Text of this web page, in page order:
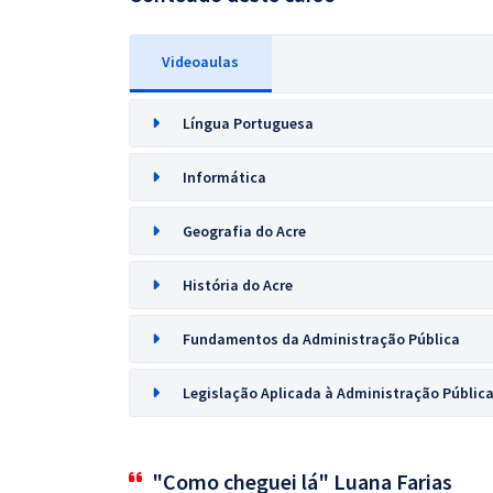
Videoaulas
Língua Portuguesa
Informática
Geografia do Acre
História do Acre
Fundamentos da Administração Pública
Legislação Aplicada à Administração Pública
"Como cheguei lá" Luana Farias